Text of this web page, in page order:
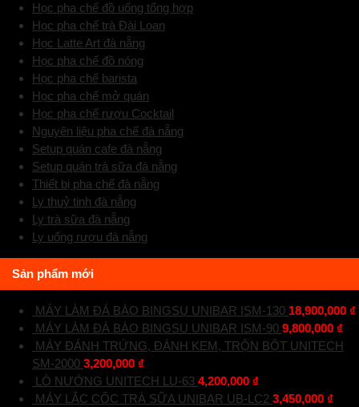
Học pha chế đồ uống tổng hợp
Học pha chế trà Đài Loan
Học Latte Art đà nẵng
Học pha chế đồ nóng
Học pha chế barista
Học pha chế mở quán
Học pha chế rượu Cocktail
Nguyên liệu pha chế đà nẵng
Setup quán cafe đà nẵng
Setup quán trà sữa đà nẵng
Thiết bị pha chế đà nẵng
Ly thuỷ tinh đà nẵng
Ly trà sữa đà nẵng
Ly uống rượu đà nẵng
Sản phẩm mới
MÁY LÀM ĐÁ BÀO BINGSU UNIBAR ISM-130 18,900,000 ₫
MÁY LÀM ĐÁ BÀO BINGSU UNIBAR ISM-90 9,800,000 ₫
MÁY ĐÁNH TRỨNG, ĐÁNH KEM, TRỘN BỘT UNITECH
SM-2000 3,200,000 ₫
LÒ NƯỚNG UNITECH LU-63 4,200,000 ₫
MÁY LẮC CỐC TRÀ SỮA UNIBAR UB-LC2 3,450,000 ₫